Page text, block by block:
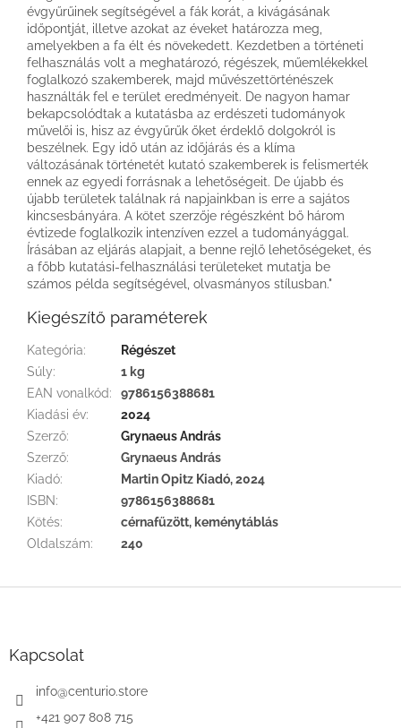
évgyűrűinek segítségével a fák korát, a kivágásának
időpontját, illetve azokat az éveket határozza meg,
amelyekben a fa élt és növekedett. Kezdetben a történeti
felhasználás volt a meghatározó, régészek, műemlékekkel
foglalkozó szakemberek, majd művészettörténészek
használták fel e terület eredményeit. De nagyon hamar
bekapcsolódtak a kutatásba az erdészeti tudományok
művelői is, hisz az évgyűrűk őket érdeklő dolgokról is
beszélnek. Egy idő után az időjárás és a klíma
változásának történetét kutató szakemberek is felismerték
ennek az egyedi forrásnak a lehetőségeit. De újabb és
újabb területek találnak rá napjainkban is erre a sajátos
kincsesbányára. A kötet szerzője régészként bő három
évtizede foglalkozik intenzíven ezzel a tudományággal.
Írásában az eljárás alapjait, a benne rejlő lehetőségeket, és
a főbb kutatási-felhasználási területeket mutatja be
számos példa segítségével, olvasmányos stílusban."
Kiegészítő paraméterek
Kategória:
Régészet
Súly:
1 kg
EAN vonalkód:
9786156388681
Kiadási év:
2024
Szerző:
Grynaeus András
Szerző:
Grynaeus András
Kiadó:
Martin Opitz Kiadó, 2024
ISBN:
9786156388681
Kötés:
cérnafűzött, keménytáblás
Oldalszám: 240
Kapcsolat
info@centurio.store
+421 907 808 715